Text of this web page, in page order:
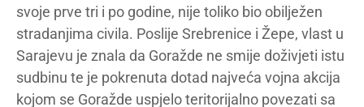
svoje prve tri i po godine, nije toliko bio obilježen
stradanjima civila. Poslije Srebrenice i Žepe, vlast u
Sarajevu je znala da Goražde ne smije doživjeti istu
sudbinu te je pokrenuta dotad najveća vojna akcija
kojom se Goražde uspjelo teritorijalno povezati sa